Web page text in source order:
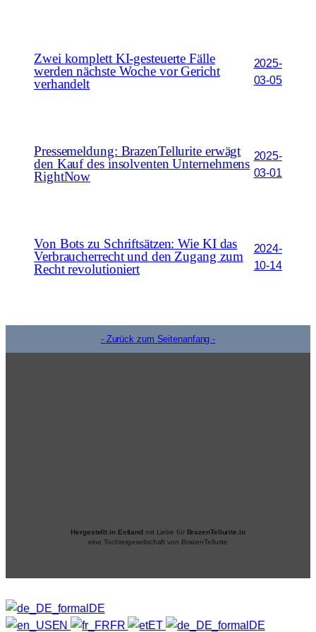
Zwei komplett KI-gesteuerte Fälle
werden nächste Woche vor Gericht
verhandelt
2025-
03-05
Pressemeldung: BrazenTellurite erwägt
den Kauf des insolventen Unternehmens
RightNow
2025-
03-01
Von Bots zu Schriftsätzen: Wie KI das
Verbraucherrecht und den Zugang zum
Recht revolutioniert
2024-
10-14
- Zurück zum Seitenanfang -
Hergestellt in Estland mit Liebe für BrazenTellurite.io
eine Tochtergesellschaft von BrazenTellurite
DE
EN
FR ET DE